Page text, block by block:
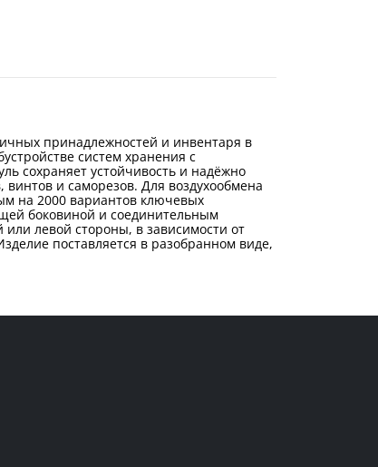
принадлежностей и инвентаря в
систем хранения с
сохраняет устойчивость и надёжно
и саморезов. Для воздухообмена
на 2000 вариантов ключевых
боковиной и соединительным
левой стороны, в зависимости от
поставляется в разобранном виде,